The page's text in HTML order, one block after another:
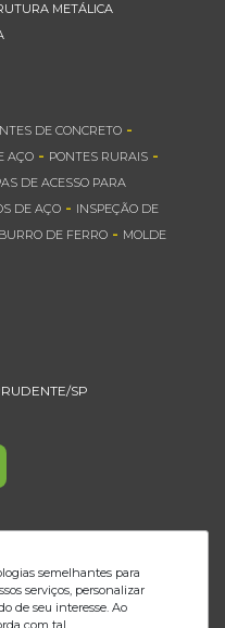
METÁLICA
DE CONCRETO -
AÇO - PONTES RURAIS -
DE ACESSO PARA
DE AÇO - INSPEÇÃO DE
DE FERRO - MOLDE
SP
semelhantes para
serviços, personalizar
de seu interesse. Ao
com tal